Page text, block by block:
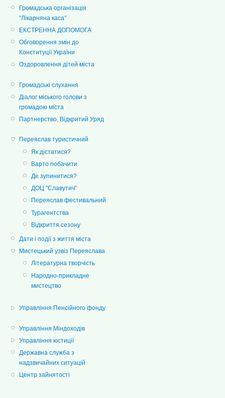
Громадська організація
"Лікарняна каса"
ЕКСТРЕННА ДОПОМОГА
Обговорення змін до
Конституції України
Оздоровлення дітей міста
Громадські слухання
Діалог міського голови з
громадою міста
Партнерство. Відкритий Уряд
Переяслав туристичний
Як дістатися?
Варто побачити
Де зупинитися?
ДОЦ "Славутич"
Переяслав фестивальний
Турагентства
Відкриття сезону
Дати і події з життя міста
Мистецький узвіз Переяслава
Літературна творчість
Народно-прикладне
мистецтво
Управління Пенсійного фонду
Управління Міндоходів
Управління юстиції
Державна служба з
надзвичайних ситуацій
Центр зайнятості